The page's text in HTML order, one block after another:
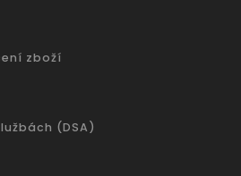
zboží
(DSA)